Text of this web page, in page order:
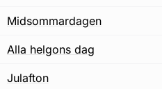
midsommardagen
alla helgons dag
julafton